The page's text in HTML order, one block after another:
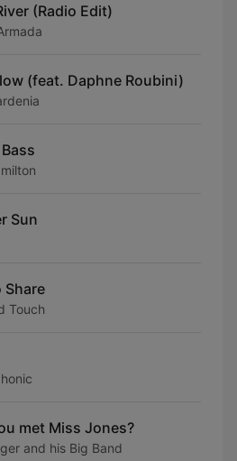
(Radio Edit)
(feat. Daphne Roubini)
Sun
Share
Touch
met Miss Jones?
and his Big Band